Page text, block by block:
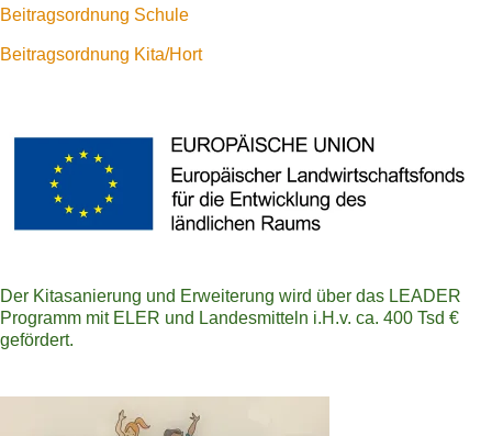
Beitragsordnung Schule
Beitragsordnung Kita/Hort
Der Kitasanierung und Erweiterung wird über das LEADER
Programm mit ELER und Landesmitteln i.H.v. ca. 400 Tsd €
gefördert.